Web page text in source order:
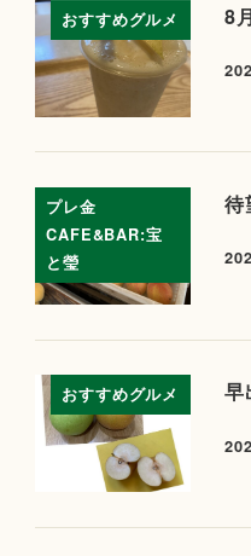
おすすめグルメ 8
プレ金
CAFE&BAR:宝
と瑩
待
おすすめグルメ 早